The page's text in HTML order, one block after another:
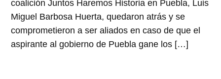
coalición Juntos Haremos Historia en Puebla, Luis
Miguel Barbosa Huerta, quedaron atrás y se
comprometieron a ser aliados en caso de que el
aspirante al gobierno de Puebla gane los […]